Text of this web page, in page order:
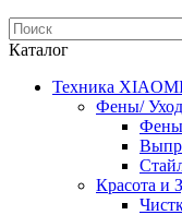
Каталог
Техника
Фены/ Уход
Фены
Красота и